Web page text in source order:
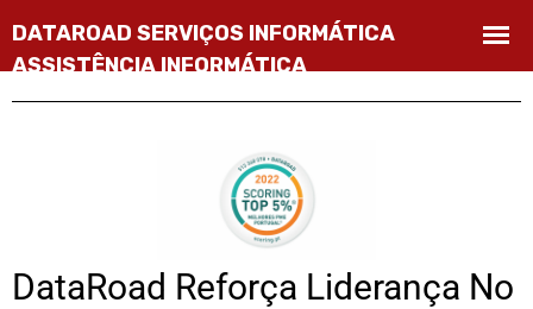
DataRoad Reforça Liderança No